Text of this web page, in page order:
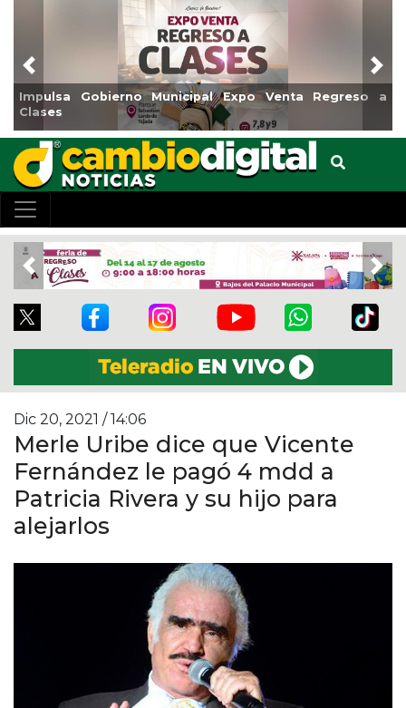
Reabrirá Coatzacoalcos la Alberca Semiolímpica Zona
Centro
Previous
Previous
Dic 20, 2021 / 14:06
Merle Uribe dice que Vicente
Fernández le pagó 4 mdd a
Patricia Rivera y su hijo para
alejarlos